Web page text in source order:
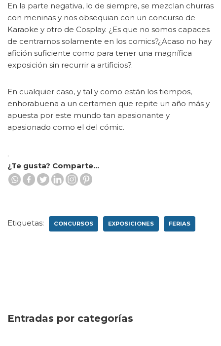
En la parte negativa, lo de siempre, se mezclan churras
con meninas y nos obsequian con un concurso de
Karaoke y otro de Cosplay. ¿Es que no somos capaces
de centrarnos solamente en los comics?¿Acaso no hay
afición suficiente como para tener una magnífica
exposición sin recurrir a artificios?.
En cualquier caso, y tal y como están los tiempos,
enhorabuena a un certamen que repite un año más y
apuesta por este mundo tan apasionante y
apasionado como el del cómic.
.
¿Te gusta? Comparte...
Etiquetas: CONCURSOS EXPOSICIONES FERIAS
Entradas por categorías